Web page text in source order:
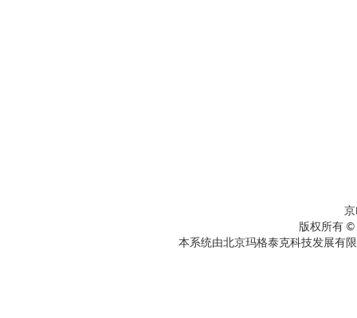
京
版权所有 ©
本系统由北京玛格泰克科技发展有